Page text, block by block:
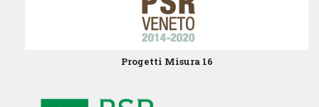
Progetti Misura 16